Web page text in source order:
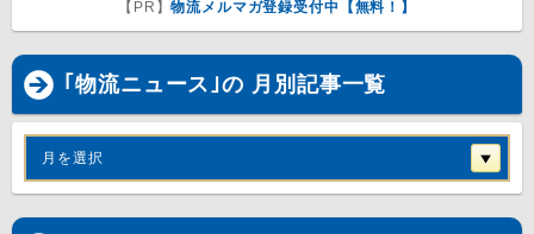
【PR】物流メルマガ登録受付中【無料！】
｢物流ニュース｣の 月別記事一覧
月を選択